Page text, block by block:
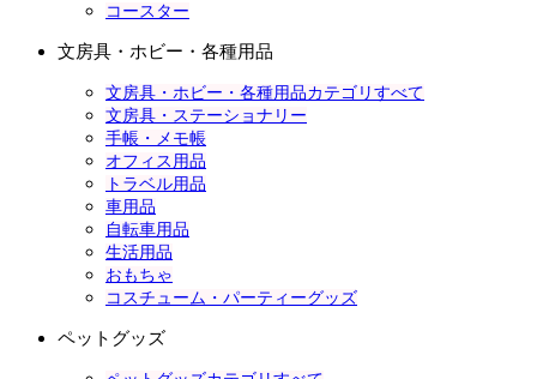
コースター
文房具・ホビー・各種用品
文房具・ホビー・各種用品カテゴリすべて
文房具・ステーショナリー
手帳・メモ帳
オフィス用品
トラベル用品
車用品
自転車用品
生活用品
おもちゃ
コスチューム・パーティーグッズ
ペットグッズ